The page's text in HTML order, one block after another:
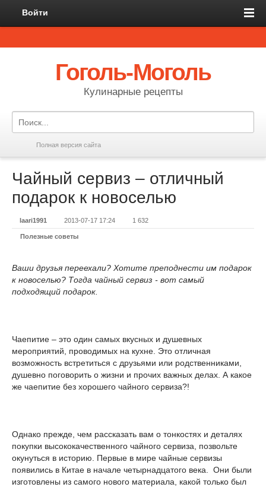
Войти
Гоголь-Моголь
Кулинарные рецепты
Полная версия сайта
Чайный сервиз – отличный
подарок к новоселью
laari1991 2013-07-17 17:24 1 632
Полезные советы
Ваши друзья переехали? Хотите преподнести им подарок
к новоселью? Тогда чайный сервиз - вот самый
подходящий подарок.
Чаепитие – это один самых вкусных и душевных
мероприятий, проводимых на кухне. Это отличная
возможность встретиться с друзьями или родственниками,
душевно поговорить о жизни и прочих важных делах. А какое
же чаепитие без хорошего чайного сервиза?!
Однако прежде, чем рассказать вам о тонкостях и деталях
покупки высококачественного чайного сервиза, позвольте
окунуться в историю. Первые в мире чайные сервизы
появились в Китае в начале четырнадцатого века. Они были
изготовлены из самого нового материала, какой только был